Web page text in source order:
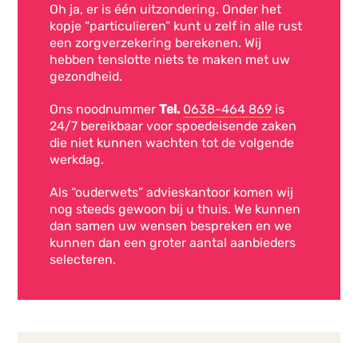
Oh ja, er is één uitzondering. Onder het
kopje “particulieren” kunt u zelf in alle rust
een zorgverzekering berekenen. Wij
hebben tenslotte niets te maken met uw
gezondheid.
Ons noodnummerTel. 0638-464 869 is
24/7 bereikbaar voor spoedeisende zaken
die niet kunnen wachten tot de volgende
werkdag.
Als “ouderwets” advieskantoor komen wij
nog steeds gewoon bij u thuis. We kunnen
dan samen uw wensen bespreken en we
kunnen dan een groter aantal aanbieders
selecteren.